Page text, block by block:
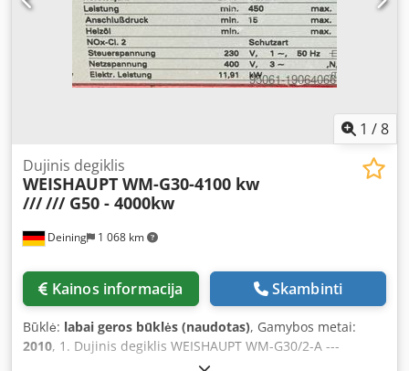
1 /8
Deining 1 068 km
Dujinis degiklis
WEISHAUPT WM-G30-4100 kw
////// G50 - 4000kw
Kainos informacija Skambinti
Būklė: labai geros būklės (naudotas), Gamybos metai:
2010, 1. Dujinis degiklis WEISHAUPT WM-G30/2-A ---
4100kW, su dujų trasa DUNGS DN65 Galia: 450-4100kW